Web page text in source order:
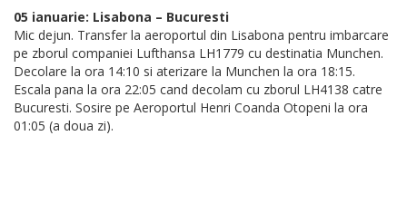
05 ianuarie: Lisabona – Bucuresti
Mic dejun. Transfer la aeroportul din Lisabona pentru imbarcare
pe zborul companiei Lufthansa LH1779 cu destinatia Munchen.
Decolare la ora 14:10 si aterizare la Munchen la ora 18:15.
Escala pana la ora 22:05 cand decolam cu zborul LH4138 catre
Bucuresti. Sosire pe Aeroportul Henri Coanda Otopeni la ora
01:05 (a doua zi).